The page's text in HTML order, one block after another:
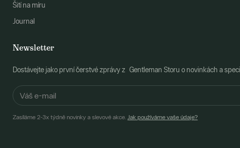
Šití na míru
Journal
Newsletter
Dostávejte jako první čerstvé zprávy z Gentleman Storu o novinkách a
Zasíláme 2-3x týdně novinky a slevové akce. Jak používáme vaše údaje?